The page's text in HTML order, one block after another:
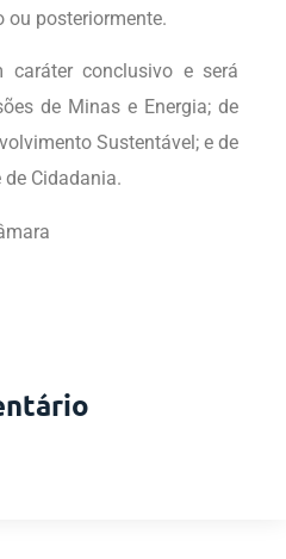
ou posteriormente.
conclusivo e será
de Minas e Energia; de
Sustentável; e de
Cidadania.